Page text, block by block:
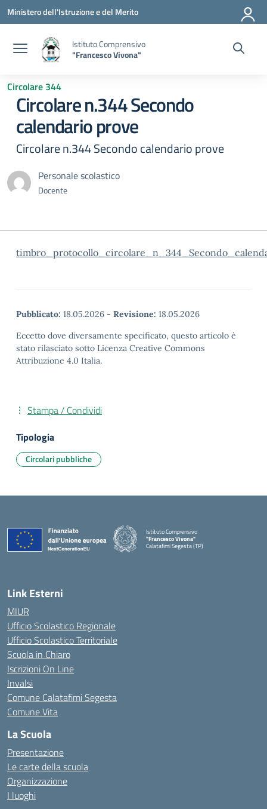
Vai ai contenuti
Vai al menu di navigazione
Vai al footer
Ministero dell'Istruzione e del Merito
Istituto Comprensivo
"Francesco Vivona"
Circolare 344
Circolare n.344 Secondo
calendario prove
Circolare n.344 Secondo calendario prove
Personale scolastico
Docente
Pubblicato: 18.05.2026 - Revisione: 18.05.2026
Eccetto dove diversamente specificato, questo articolo è
stato rilasciato sotto Licenza Creative Commons
Attribuzione 4.0 Italia.
Stampa / Condividi
Tipologia
Circolari pubbliche
Istituto Comprensivo
"Francesco Vivona"
Calatafimi Segesta (TP)
— Visita la pagina iniziale della scuola
Link Esterni
MIUR
Ufficio Scolastico Regionale
Ufficio Scolastico Territoriale
Scuola in Chiaro
Iscrizioni On Line
Invalsi
Comune Calatafimi Segesta
Comune Vita
La Scuola
Presentazione
Le carte della scuola
Organizzazione
I luoghi